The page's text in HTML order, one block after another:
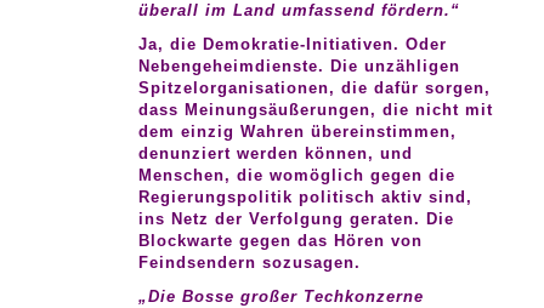
überall im Land umfassend fördern.“
Ja, die Demokratie-Initiativen. Oder
Nebengeheimdienste. Die unzähligen
Spitzelorganisationen, die dafür sorgen,
dass Meinungsäußerungen, die nicht mit
dem einzig Wahren übereinstimmen,
denunziert werden können, und
Menschen, die womöglich gegen die
Regierungspolitik politisch aktiv sind,
ins Netz der Verfolgung geraten. Die
Blockwarte gegen das Hören von
Feindsendern sozusagen.
„Die Bosse großer Techkonzerne